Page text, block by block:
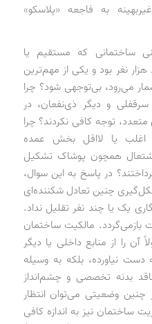
به فاجعه «پلاسکو»
ساختمانی که مستقیم یا
نفر بود و یکی از مهم‌ترین
می‌رود، بی‌توجهی شود؟ چرا
و دیگر ذی‌نفعان، در
توجه کافی نکردند؟ چرا
اغلب یا لااقل بخش عمده
اشتعال همچون پوشاک تشکیل
در پاسخ به این سوال،
چنین تعادل شکننده‌ای
یک یا چند نفر تقلیل نداد.
بازمی‌گردد. مالکیت ساختمان
آن را از منابع داخلی یا دیگر
نیاورده، بلکه به وسیله
بدنه تخصصی و چشم‌انداز
وضعیتی می‌توان انتظار
ساختمان نیز به اندازه کافی